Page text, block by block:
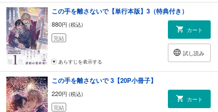
この手を離さないで【単行本版】3（特典付き）
880円 (税込)
完結
カート
試し読み
あらすじを表示する
この手を離さないで 3【20P小冊子】
220円 (税込)
完結
カート